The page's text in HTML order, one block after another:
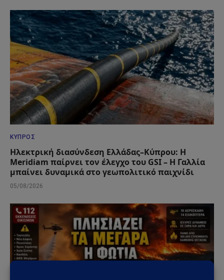
ΚΎΠΡΟΣ
Ηλεκτρική διασύνδεση Ελλάδας–Κύπρου: Η
Meridiam παίρνει τον έλεγχο του GSI – Η Γαλλία
μπαίνει δυναμικά στο γεωπολιτικό παιχνίδι
05/08/2026